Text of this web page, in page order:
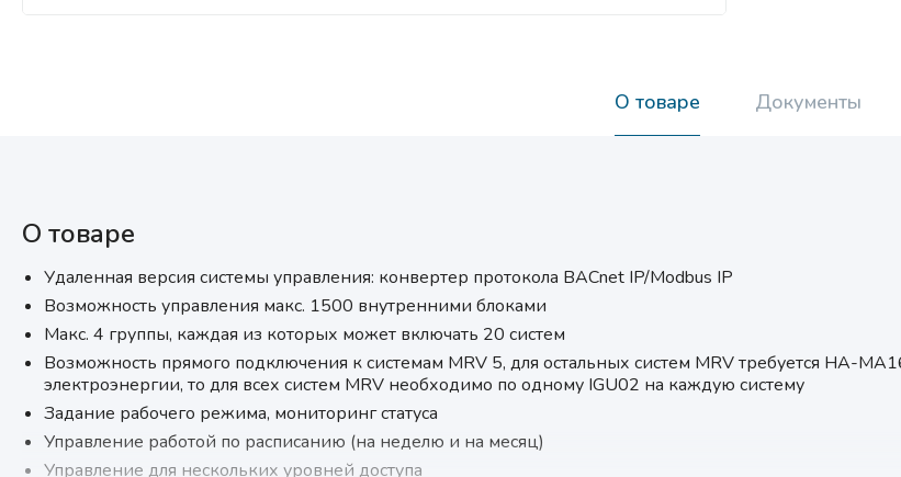
О товаре Документы
О товаре
Удаленная версия системы управления: конвертер протокола BACnet IP/Modbus IP
Возможность управления макс. 1500 внутренними блоками
Макс. 4 группы, каждая из которых может включать 20 систем
Возможность прямого подключения к системам MRV 5, для остальных систем MRV требуется HA-
электроэнергии, то для всех систем MRV необходимо по одному IGU02 на каждую систему
Задание рабочего режима, мониторинг статуса
Управление работой по расписанию (на неделю и на месяц)
Управление для нескольких уровней доступа